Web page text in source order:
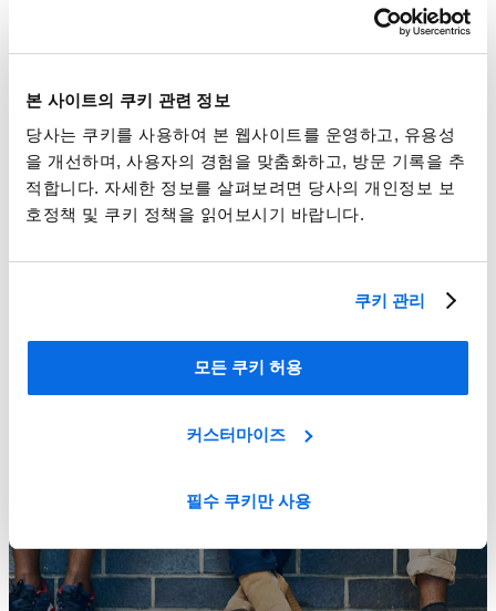
본 사이트의 쿠키 관련 정보
당사는 쿠키를 사용하여 본 웹사이트를 운영하고, 유용성
을 개선하며, 사용자의 경험을 맞춤화하고, 방문 기록을 추
적합니다. 자세한 정보를 살펴보려면 당사의 개인정보 보
호정책 및 쿠키 정책을 읽어보시기 바랍니다.
쿠키 관리
모든 쿠키 허용
커스터마이즈
필수 쿠키만 사용